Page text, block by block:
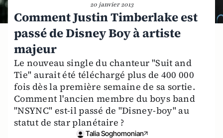
20 janvier 2013
Comment Justin Timberlake est
passé de Disney Boy à artiste
majeur
Le nouveau single du chanteur "Suit and
Tie" aurait été téléchargé plus de 400 000
fois dès la première semaine de sa sortie.
Comment l'ancien membre du boys band
"NSYNC" est-il passé de "Disney-boy" au
statut de star planétaire ?
Talia Soghomonian